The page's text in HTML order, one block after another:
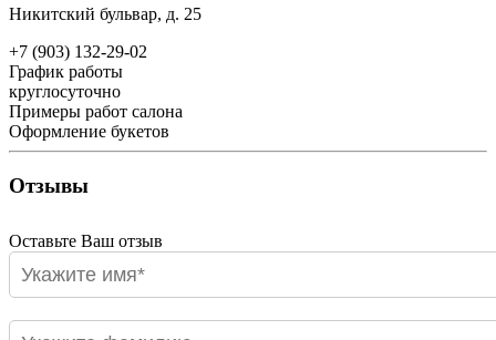
АВТОРСКИЕ БУКЕТЫ
БУКЕТЫ РОЗ
ГОРШЕЧНЫЕ РАСТЕНИЯ
Никитский бульвар, д. 25
+7 (903) 132-29-02
График работы
круглосуточно
Примеры работ салона
Оформление букетов
Отзывы
Оставьте Ваш отзыв